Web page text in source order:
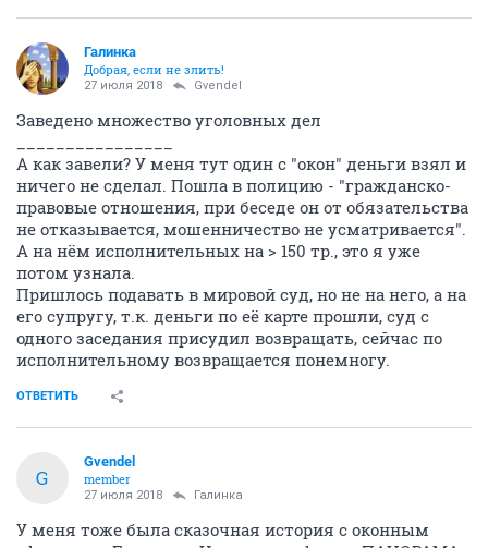
Галинка
Добрая, если не злить!
27 июля 2018 Gvendel
Заведено множество уголовных дел
А как завели? У меня тут один с "окон" деньги взял и
ничего не сделал. Пошла в полицию - "гражданско-
правовые отношения, при беседе он от обязательства
не отказывается, мошенничество не усматривается".
А на нём исполнительных на > 150 тр., это я уже
потом узнала.
Пришлось подавать в мировой суд, но не на него, а на
его супругу, т.к. деньги по её карте прошли, суд с
одного заседания присудил возвращать, сейчас по
исполнительному возвращается понемногу.
ОТВЕТИТЬ
G
Gvendel
member
27 июля 2018 Галинка
У меня тоже была сказочная история с оконным